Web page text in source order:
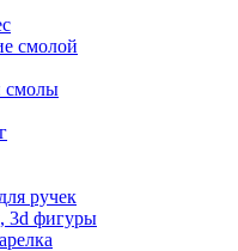
смолой
смолы
ручек
3d фигуры